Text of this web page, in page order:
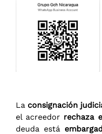
La consignación
el acreedor rechaza
deuda está